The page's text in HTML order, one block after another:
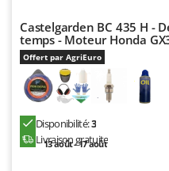
Solidur
Spice Electronics
Spiralmac
Spring Protezione
Spyro
Castelgarden BC 435 H -
temps - Moteur Honda
Offert par AgriEuro
Disponibilité:3
Livraison gratuite
13 août - 17 août